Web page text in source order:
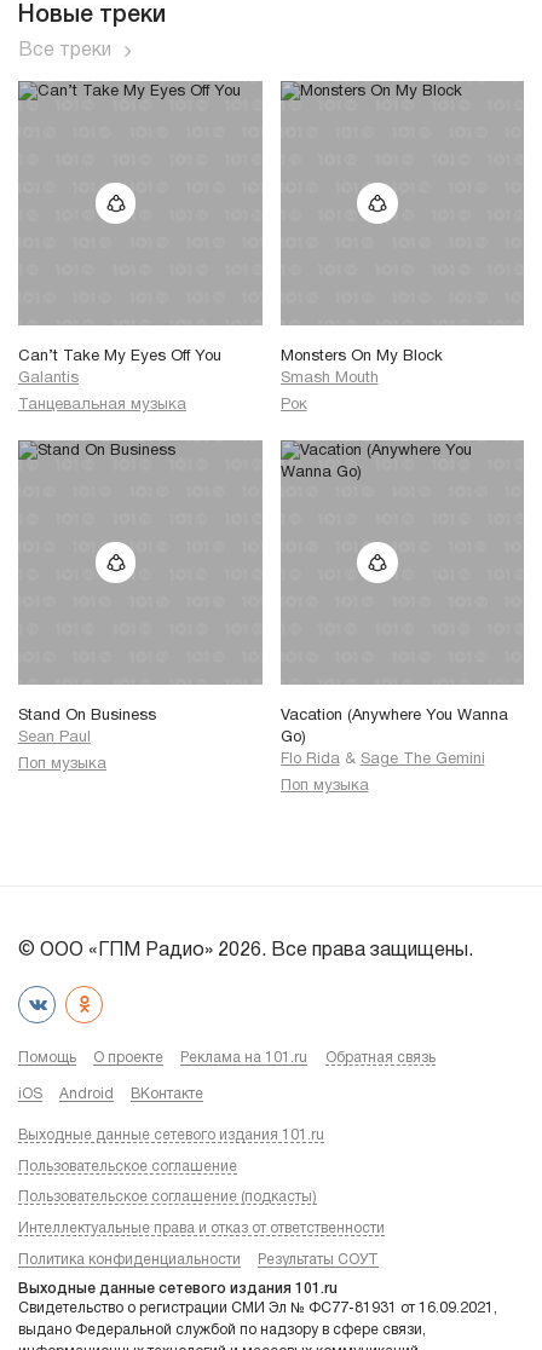
Новые треки
Все треки
Can’t Take My Eyes Off You
Galantis
Танцевальная музыка
Monsters On My Block
Smash Mouth
Рок
Stand On Business
Sean Paul
Поп музыка
Vacation (Anywhere You Wanna
Go)
Flo Rida & Sage The Gemini
Поп музыка
© ООО «ГПМ Радио» 2026. Все права защищены.
Помощь О проекте Реклама на 101.ru Обратная связь
iOS Android ВКонтакте
Выходные данные сетевого издания 101.ru
Пользовательское соглашение
Пользовательское соглашение (подкасты)
Интеллектуальные права и отказ от ответственности
Политика конфиденциальности Результаты СОУТ
Выходные данные сетевого издания 101.ru
Свидетельство о регистрации СМИ Эл № ФС77-81931 от 16.09.2021,
выдано Федеральной службой по надзору в сфере связи,